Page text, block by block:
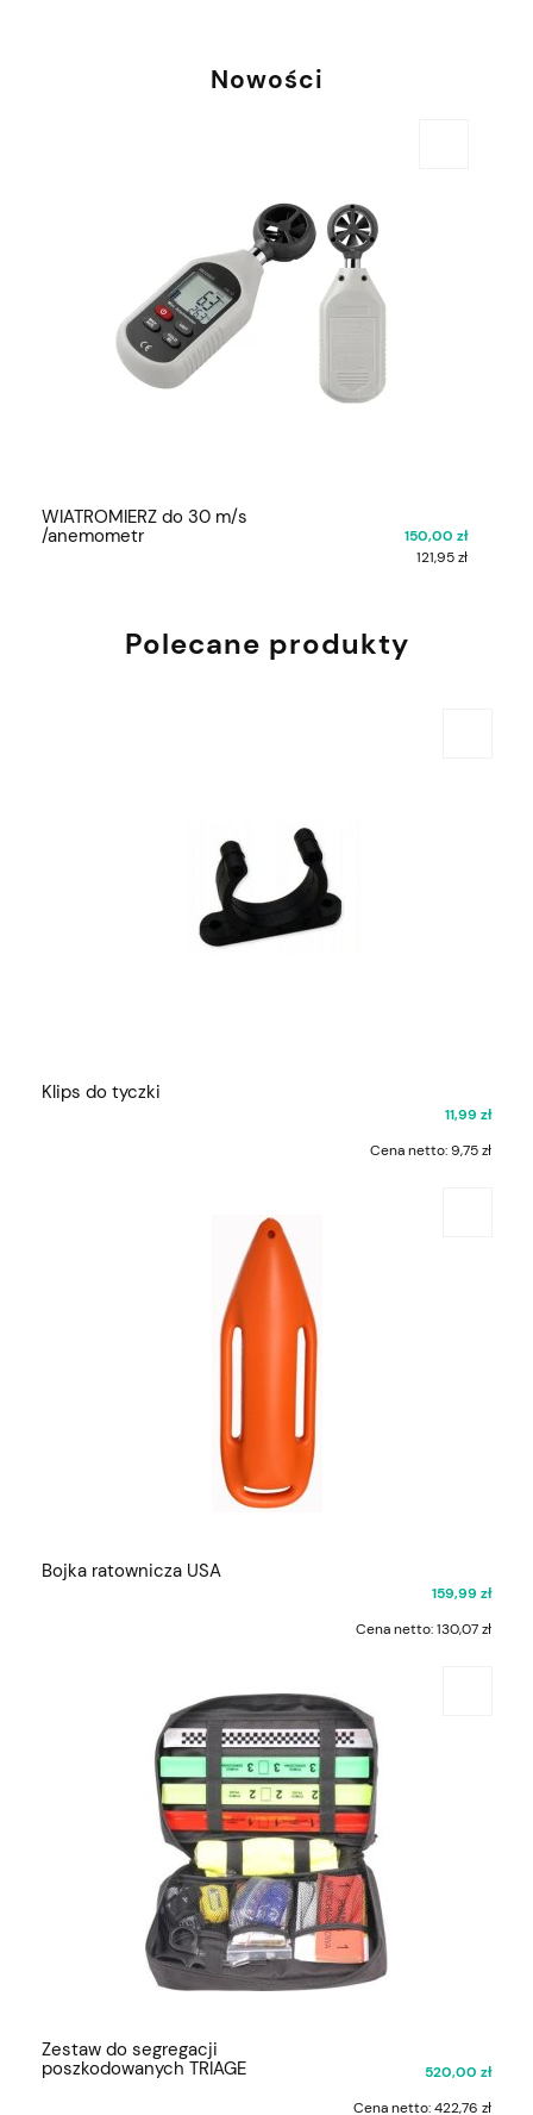
Nowości
WIATROMIERZ do 30 m/s
/anemometr
150,00 zł
121,95 zł
Polecane produkty
Klips do tyczki
11,99 zł
Cena netto:9,75 zł
Bojka ratownicza USA
159,99 zł
Cena netto:130,07 zł
Zestaw do segregacji
poszkodowanych TRIAGE
520,00 zł
Cena netto:422,76 zł